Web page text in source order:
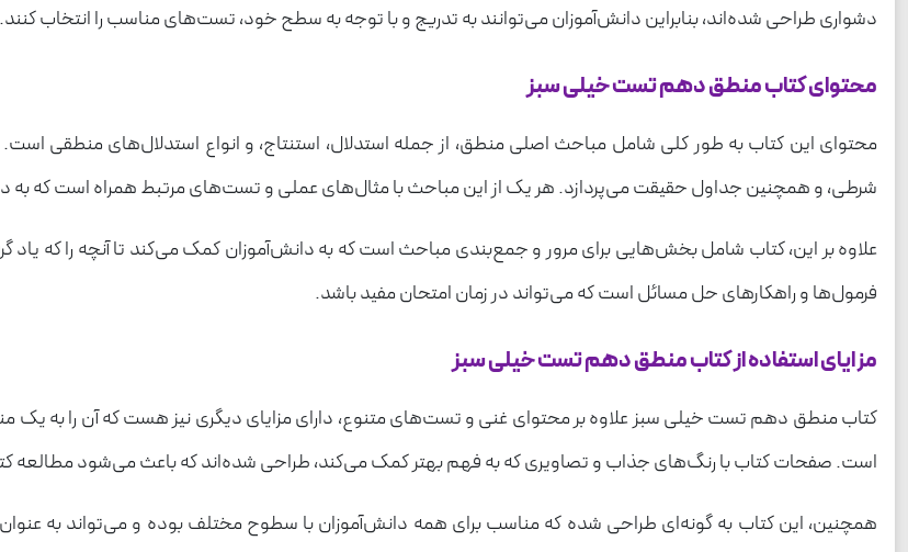
دشواری طراحی شده‌اند، بنابراین دانش‌آموزان می‌توانند به تدریج و با توجه به سطح خود، تست‌های مناسب را انتخاب کنند.
محتوای کتاب منطق دهم تست خیلی سبز
محتوای این کتاب به طور کلی شامل مباحث اصلی منطق، از جمله استدلال، استنتاج، و انواع استدلال‌های
شرطی، و همچنین جداول حقیقت می‌پردازد. هر یک از این مباحث با مثال‌های عملی و تست‌های مرتبط همراه است که به
علاوه بر این، کتاب شامل بخش‌هایی برای مرور و جمع‌بندی مباحث است که به دانش‌آموزان کمک می‌کند تا آنچه را که یاد
فرمول‌ها و راهکارهای حل مسائل است که می‌تواند در زمان امتحان مفید باشد.
مزایای استفاده از کتاب منطق دهم تست خیلی سبز
کتاب منطق دهم تست خیلی سبز علاوه بر محتوای غنی و تست‌های متنوع، دارای مزایای دیگری نیز هست که آن را به یک
است. صفحات کتاب با رنگ‌های جذاب و تصاویری که به فهم بهتر کمک می‌کند، طراحی شده‌اند که باعث می‌شود مطالعه
همچنین، این کتاب به گونه‌ای طراحی شده که مناسب برای همه دانش‌آموزان با سطوح مختلف بوده و می‌تواند به